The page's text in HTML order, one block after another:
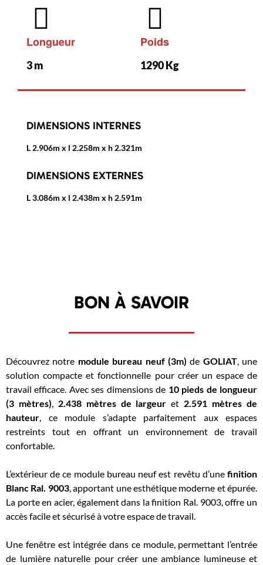
Longueur
3 m
Poids
1290 Kg
DIMENSIONS INTERNES
L 2.906m x l 2.258m x h 2.321m
DIMENSIONS EXTERNES
L 3.086m x l 2.438m x h 2.591m
BON À SAVOIR
Découvrez notre module bureau neuf (3m) de GOLIAT, une
solution compacte et fonctionnelle pour créer un espace de
travail efficace. Avec ses dimensions de 10 pieds de longueur
(3 mètres), 2.438 mètres de largeur et 2.591 mètres de
hauteur, ce module s’adapte parfaitement aux espaces
restreints tout en offrant un environnement de travail
confortable.
L’extérieur de ce module bureau neuf est revêtu d’une finition
Blanc Ral. 9003, apportant une esthétique moderne et épurée.
La porte en acier, également dans la finition Ral. 9003, offre un
accès facile et sécurisé à votre espace de travail.
Une fenêtre est intégrée dans ce module, permettant l’entrée
de lumière naturelle pour créer une ambiance lumineuse et